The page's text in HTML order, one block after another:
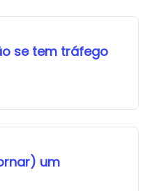
se tem tráfego
um